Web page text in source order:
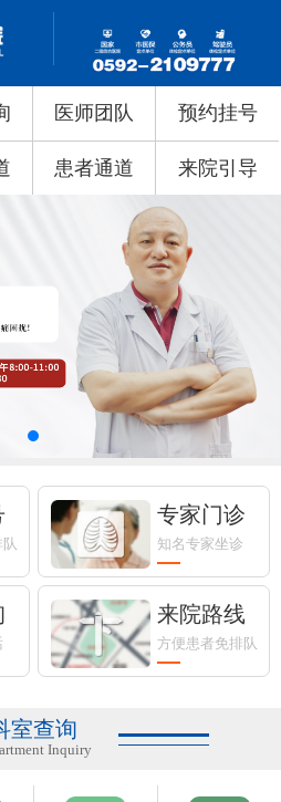
医师团队 预约挂号
患者通道 来院引导
专家门诊
知名专家坐诊
来院路线
方便患者免排队
室查询
Inquiry